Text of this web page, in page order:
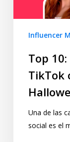
Influencer
Top
TikTok
Una de las
social es el